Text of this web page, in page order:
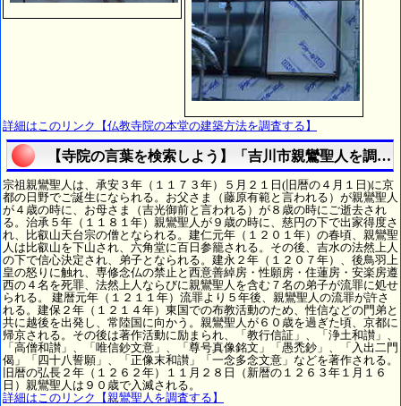
詳細はこのリンク【仏教寺院の本堂の建築方法を調査する】
【寺院の言葉を検索しよう】「吉川市親鸞聖人を調査
宗祖親鸞聖人は、承安３年（１１７３年）５月２１日(旧暦の４月１日)に京
都の日野でご誕生になられる。お父さま（藤原有範と言われる）が親鸞聖人
が４歳の時に、お母さま（吉光御前と言われる）が８歳の時にご逝去され
る。治承５年（１１８１年）親鸞聖人が９歳の時に、慈円の下で出家得度さ
れ、比叡山天台宗の僧となられる。建仁元年（１２０１年）の春頃、親鸞聖
人は比叡山を下山され、六角堂に百日参籠される。その後、吉水の法然上人
の下で信心決定され、弟子となられる。建永２年（１２０７年）、後鳥羽上
皇の怒りに触れ、専修念仏の禁止と西意善綽房・性願房・住蓮房・安楽房遵
西の４名を死罪、法然上人ならびに親鸞聖人を含む７名の弟子が流罪に処せ
られる。 建暦元年（１２１１年）流罪より５年後、親鸞聖人の流罪が許さ
れる。建保２年（１２１４年）東国での布教活動のため、性信などの門弟と
共に越後を出発し、常陸国に向かう。親鸞聖人が６０歳を過ぎた頃、京都に
帰京される。その後は著作活動に励まられ、「教行信証」、「浄土和讃」、
「高僧和讃」、「唯信鈔文意」、「尊号真像銘文」「愚禿鈔」、「入出二門
偈」「四十八誓願」、「正像末和讃」「一念多念文意」などを著作される。
旧暦の弘長２年（１２６２年）１１月２８日（新暦の１２６３年１月１６
日）親鸞聖人は９０歳で入滅される。
詳細はこのリンク【親鸞聖人を調査する】